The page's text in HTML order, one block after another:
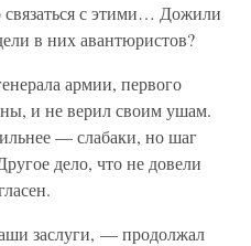
с этими… Дожили
в них авантюристов?
армии, первого
и не верил своим ушам.
— слабаки, но шаг
дело, что не довели
заслуги, — продолжал